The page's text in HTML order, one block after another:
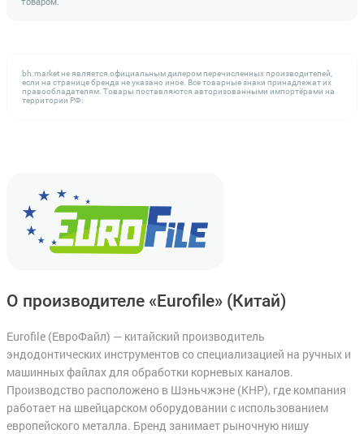
bh.market не является официальным дилером перечисленных производителей,
если на странице бренда не указано иное. Все товарные знаки принадлежат их
правообладателям. Товары поставляются авторизованными импортёрами на
территории РФ.
О производителе «Eurofile» (Китай)
Eurofile (ЕвроФайл) — китайский производитель
эндодонтических инструментов со специализацией на ручных и
машинных файлах для обработки корневых каналов.
Производство расположено в Шэньчжэне (КНР), где компания
работает на швейцарском оборудовании с использованием
европейского металла. Бренд занимает рыночную нишу